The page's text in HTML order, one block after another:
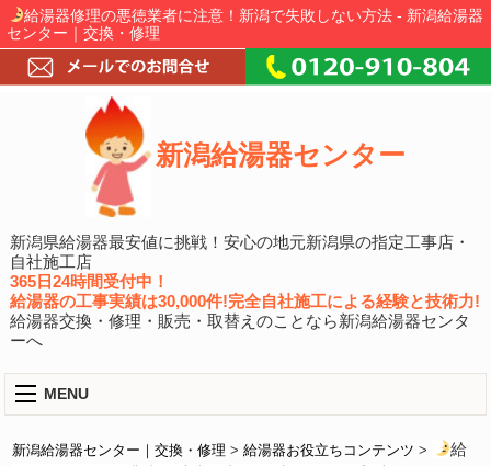
給湯器修理の悪徳業者に注意！新潟で失敗しない方法 - 新潟給湯器
センター｜交換・修理
新潟給湯器センター
新潟県給湯器最安値に挑戦！安心の地元新潟県の指定工事店・
自社施工店
365日24時間受付中！
給湯器の工事実績は30,000件!完全自社施工による経験と技術力!
給湯器交換・修理・販売・取替えのことなら新潟給湯器センタ
ーへ
MENU
新潟給湯器センター｜交換・修理 >給湯器お役立ちコンテンツ >
給